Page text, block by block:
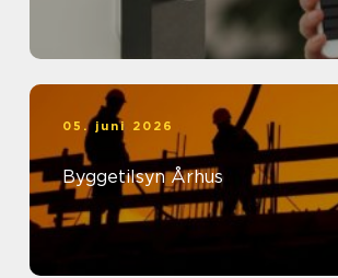
05. juni 2026
Byggetilsyn Århus